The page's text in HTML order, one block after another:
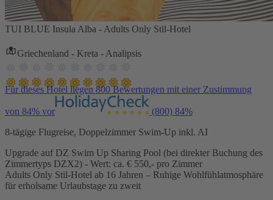
TUI BLUE Insula Alba - Adults Only Stil-Hotel
Griechenland - Kreta - Analipsis
Für dieses Hotel liegen 800 Bewertungen mit einer Zustimmung
von 84% vor (800) 84%
8-tägige Flugreise, Doppelzimmer Swim-Up inkl. AI
Upgrade auf DZ Swim Up Sharing Pool (bei direkter Buchung des
Zimmertyps DZX2) - Wert: ca. € 550,- pro Zimmer
Adults Only Stil-Hotel ab 16 Jahren – Ruhige Wohlfühlatmosphäre
für erholsame Urlaubstage zu zweit